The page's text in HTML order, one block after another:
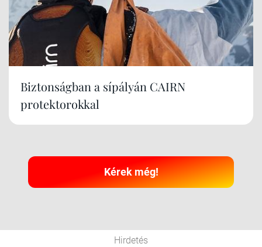
Biztonságban a sípályán CAIRN
protektorokkal
Kérek még!
Hirdetés